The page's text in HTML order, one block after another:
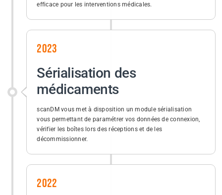
efficace pour les interventions médicales.
2023
Sérialisation des
médicaments
scanDM vous met à disposition un module sérialisation
vous permettant de paramétrer vos données de connexion,
vérifier les boîtes lors des réceptions et de les
décommissionner.
2022